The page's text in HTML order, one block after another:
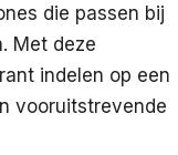
die passen bij
Met deze
indelen op een
vooruitstrevende